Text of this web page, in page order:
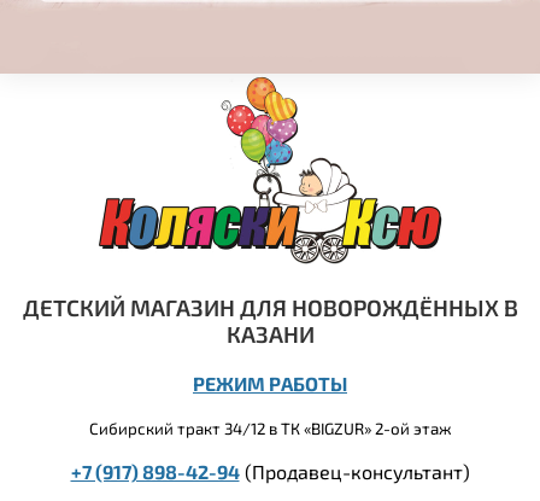
ДЕТСКИЙ МАГАЗИН ДЛЯ НОВОРОЖДЁННЫХ В
КАЗАНИ
РЕЖИМ РАБОТЫ
Сибирский тракт 34/12 в ТК «BIGZUR» 2-ой этаж
+7 (917) 898-42-94(Продавец-консультант)